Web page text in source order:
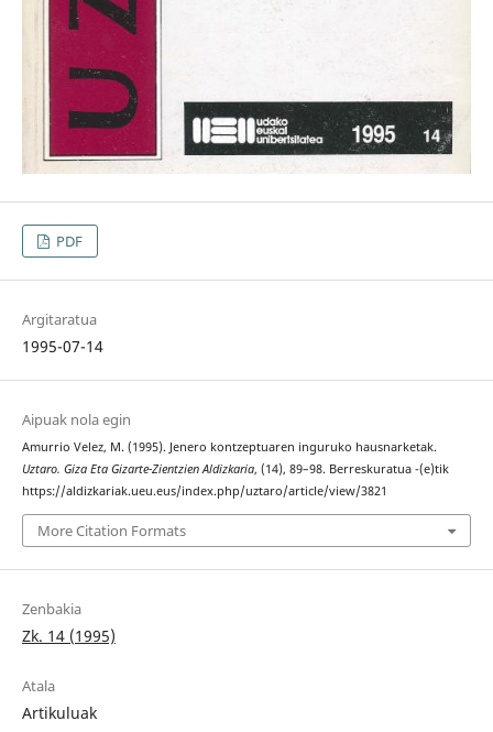
PDF
Argitaratua
1995-07-14
Aipuak nola egin
Amurrio Velez, M. (1995). Jenero kontzeptuaren inguruko hausnarketak.
Uztaro. Giza Eta Gizarte-Zientzien Aldizkaria, (14), 89–98. Berreskuratua -(e)tik
https://aldizkariak.ueu.eus/index.php/uztaro/article/view/3821
More Citation Formats
Zenbakia
Zk. 14 (1995)
Atala
Artikuluak